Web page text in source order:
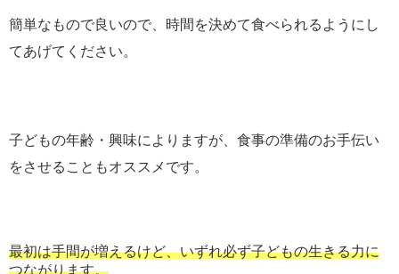
簡単なもので良いので、時間を決めて食べられるようにし
てあげてください。
子どもの年齢・興味によりますが、食事の準備のお手伝い
をさせることもオススメです。
最初は手間が増えるけど、いずれ必ず子どもの生きる力に
つながります。